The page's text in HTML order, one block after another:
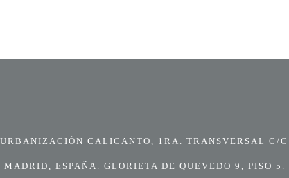
CALICANTO, 1RA. TRANSVERSAL C/
MADRID, ESPAÑA. GLORIETA DE QUEVEDO 9, PISO 5.